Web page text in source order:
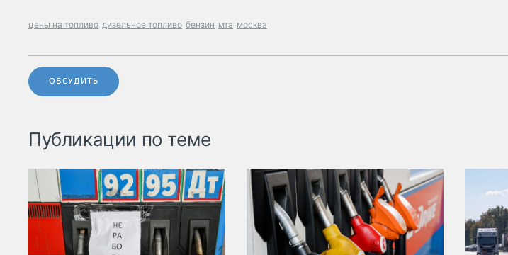
цены на топливо дизельное топливо бензин мта москва
ОБСУДИТЬ
Публикации по теме